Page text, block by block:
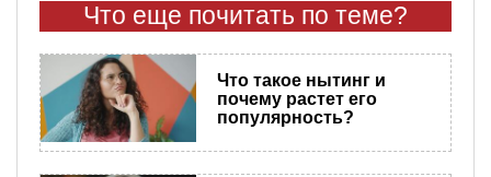
Что еще почитать по теме?
Что такое нытинг и
почему растет его
популярность?